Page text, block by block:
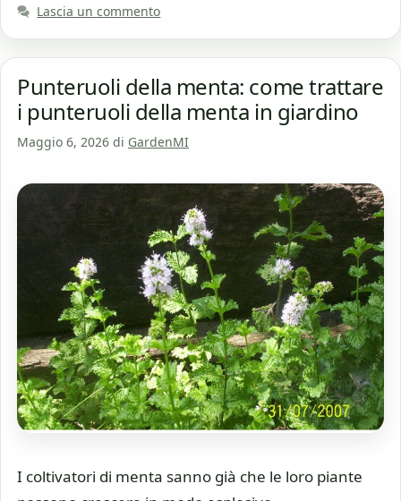
Lascia un commento
Punteruoli della menta: come trattare
i punteruoli della menta in giardino
Maggio 6, 2026 di GardenMI
I coltivatori di menta sanno già che le loro piante